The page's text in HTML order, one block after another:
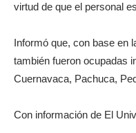
virtud de que el personal
Informó que, con base en
también fueron ocupadas
Cuernavaca, Pachuca,
Con información de El